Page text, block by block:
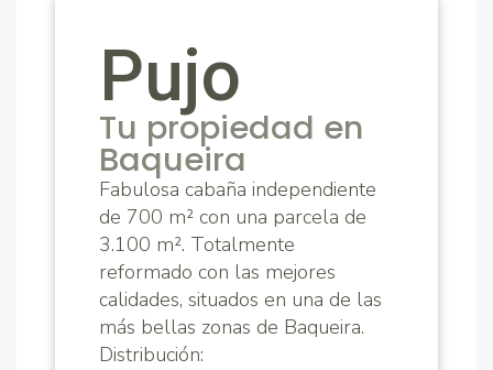
Pujo
Tu propiedad en
Baqueira
Fabulosa cabaña independiente
de 700 m² con una parcela de
3.100 m². Totalmente
reformado con las mejores
calidades, situados en una de las
más bellas zonas de Baqueira.
Distribución: